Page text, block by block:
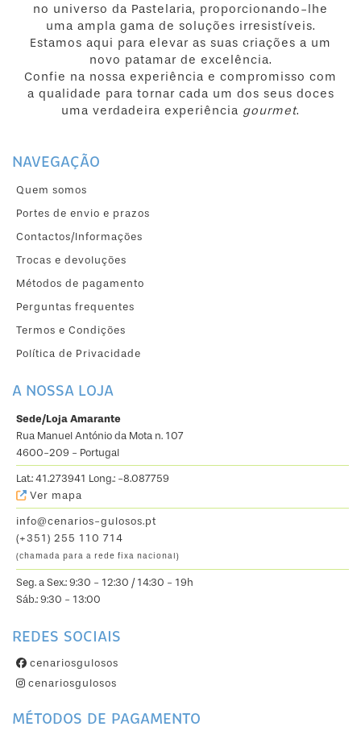
no universo da Pastelaria, proporcionando-lhe
uma ampla gama de soluções irresistíveis.
Estamos aqui para elevar as suas criações a um
novo patamar de excelência.
Confie na nossa experiência e compromisso com
a qualidade para tornar cada um dos seus doces
uma verdadeira experiência gourmet.
NAVEGAÇÃO
Quem somos
Portes de envio e prazos
Contactos/Informações
Trocas e devoluções
Métodos de pagamento
Perguntas frequentes
Termos e Condições
Política de Privacidade
A NOSSA LOJA
Sede/Loja Amarante
Rua Manuel António da Mota n. 107
4600-209 - Portugal
Lat.: 41.273941 Long.: -8.087759
Ver mapa
info@cenarios-gulosos.pt
(+351) 255 110 714
(chamada para a rede fixa nacional)
Seg. a Sex.: 9:30 - 12:30 / 14:30 - 19h
Sáb.: 9:30 - 13:00
REDES SOCIAIS
cenariosgulosos
cenariosgulosos
MÉTODOS DE PAGAMENTO